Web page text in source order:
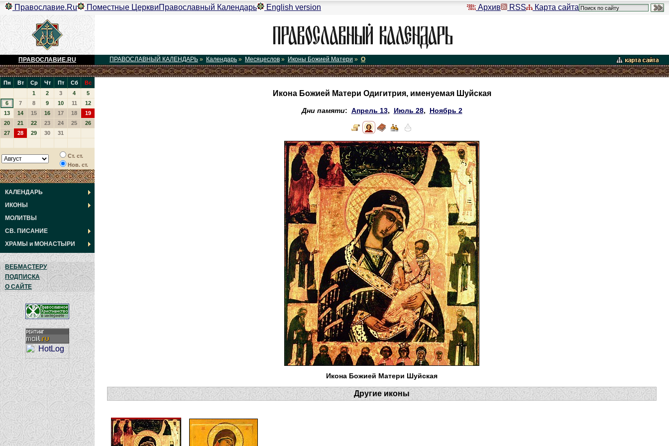
Архив RSS Карта сайта
Православие.Ru Поместные ЦерквиПравославный Календарь English version
ПРАВОСЛАВИЕ.RU ПРАВОСЛАВНЫЙ КАЛЕНДАРЬ » Календарь » Месяцеслов » Иконы Божией Матери » О
Пн Вт Ср Чт Пт Сб
Вс
1
2 3 4
5
6
7 8 9 10 11
12
13
14 15 16 17 18
19
20
21 22 23 24 25
26
27
28 29 30 31
Ст. ст.
Нов. ст.
КАЛЕНДАРЬ
ИКОНЫ
МОЛИТВЫ
СВ. ПИСАНИЕ
ХРАМЫ и МОНАСТЫРИ
ВЕБМАСТЕРУ
ПОДПИСКА
О САЙТЕ
Икона Божией Матери Одигитрия, именуемая Шуйская
Дни памяти: Апрель 13, Июль 28, Ноябрь 2
Икона Божией Матери Шуйская
Другие иконы